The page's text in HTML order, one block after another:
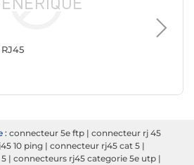
Goobay
: connecteur 5e ftp | connecteur rj 45
10 ping | connecteur rj45 cat 5 |
| connecteurs rj45 categorie 5e utp |